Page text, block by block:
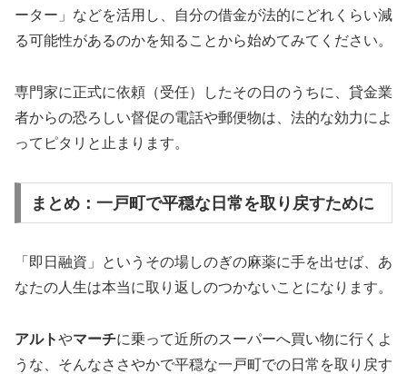
ーター」などを活用し、自分の借金が法的にどれくらい減
る可能性があるのかを知ることから始めてみてください。
専門家に正式に依頼（受任）したその日のうちに、貸金業
者からの恐ろしい督促の電話や郵便物は、法的な効力によ
ってピタリと止まります。
まとめ：一戸町で平穏な日常を取り戻すために
「即日融資」というその場しのぎの麻薬に手を出せば、あ
なたの人生は本当に取り返しのつかないことになります。
アルトやマーチに乗って近所のスーパーへ買い物に行くよ
うな、そんなささやかで平穏な一戸町での日常を取り戻す